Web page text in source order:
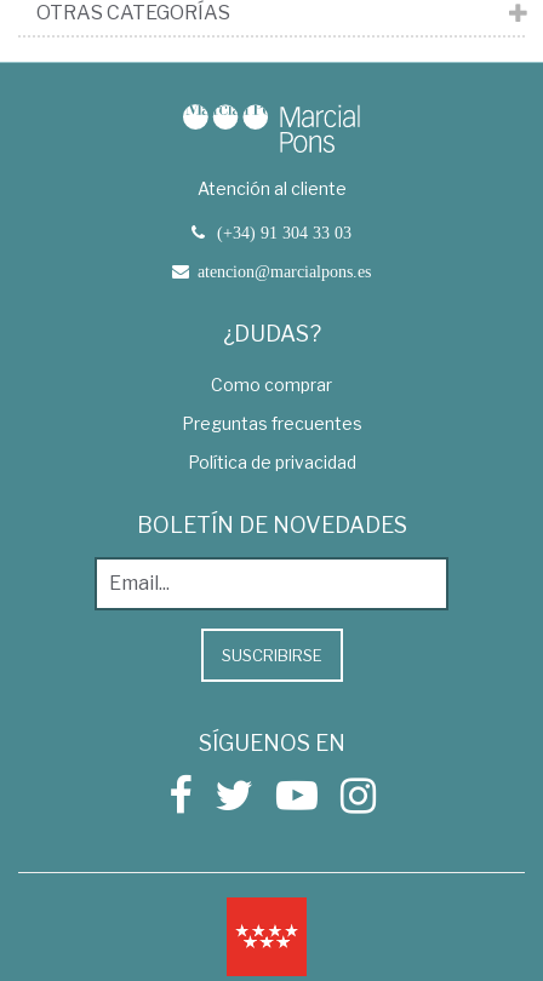
OTRAS CATEGORÍAS
Atención al cliente
(+34) 91 304 33 03
atencion@marcialpons.es
¿DUDAS?
Como comprar
Preguntas frecuentes
Política de privacidad
BOLETÍN DE NOVEDADES
SUSCRIBIRSE
SÍGUENOS EN